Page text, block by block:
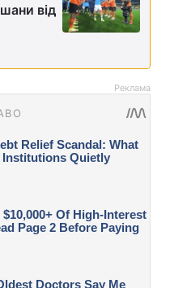
від
Реклама